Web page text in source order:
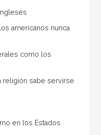
americanos nunca
como los
religión sabe servirse
en los Estados